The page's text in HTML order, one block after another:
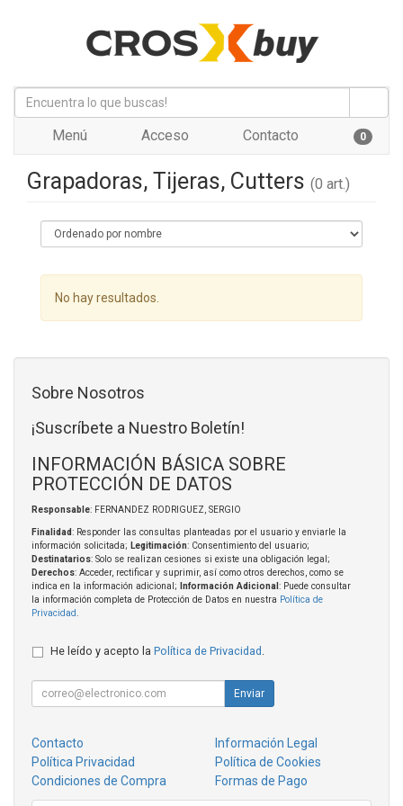
Menú Acceso Contacto 0
Grapadoras, Tijeras, Cutters (0 art.)
No hay resultados.
Sobre Nosotros
¡Suscríbete a Nuestro Boletín!
INFORMACIÓN BÁSICA SOBRE
PROTECCIÓN DE DATOS
Responsable: FERNANDEZ RODRIGUEZ, SERGIO
Finalidad: Responder las consultas planteadas por el usuario y enviarle la
información solicitada; Legitimación: Consentimiento del usuario;
Destinatarios: Solo se realizan cesiones si existe una obligación legal;
Derechos: Acceder, rectificar y suprimir, así como otros derechos, como se
indica en la información adicional;
Información Adicional : Puede consultar
la información completa de Protección de Datos en nuestra Política de
Privacidad
He leído y acepto la Política de Privacidad .
Enviar
Contacto
Información Legal
Política Privacidad
Política de Cookies
Condiciones de Compra
Formas de Pago